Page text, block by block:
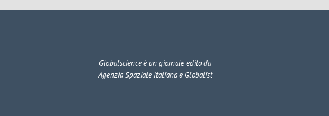
Globalscienceè un giornale edito da
Agenzia Spaziale Italiana e Globalist